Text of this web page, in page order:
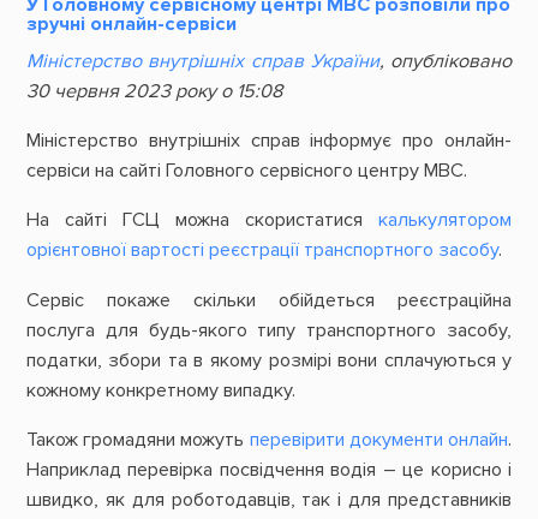
У Головному сервісному центрі МВС розповіли про
зручні онлайн-сервіси
Міністерство внутрішніх справ України, опубліковано
30 червня 2023 року о 15:08
Міністерство внутрішніх справ інформує про онлайн-
сервіси на сайті Головного сервісного центру МВС.
На сайті ГСЦ можна скористатисякалькулятором
орієнтовної вартості реєстрації транспортного засобу.
Сервіс покаже скільки обійдеться реєстраційна
послуга для будь-якого типу транспортного засобу,
податки, збори та в якому розмірі вони сплачуються у
кожному конкретному випадку.
Також громадяни можуть перевірити документи онлайн.
Наприклад перевірка посвідчення водія – це корисно і
швидко, як для роботодавців, так і для представників